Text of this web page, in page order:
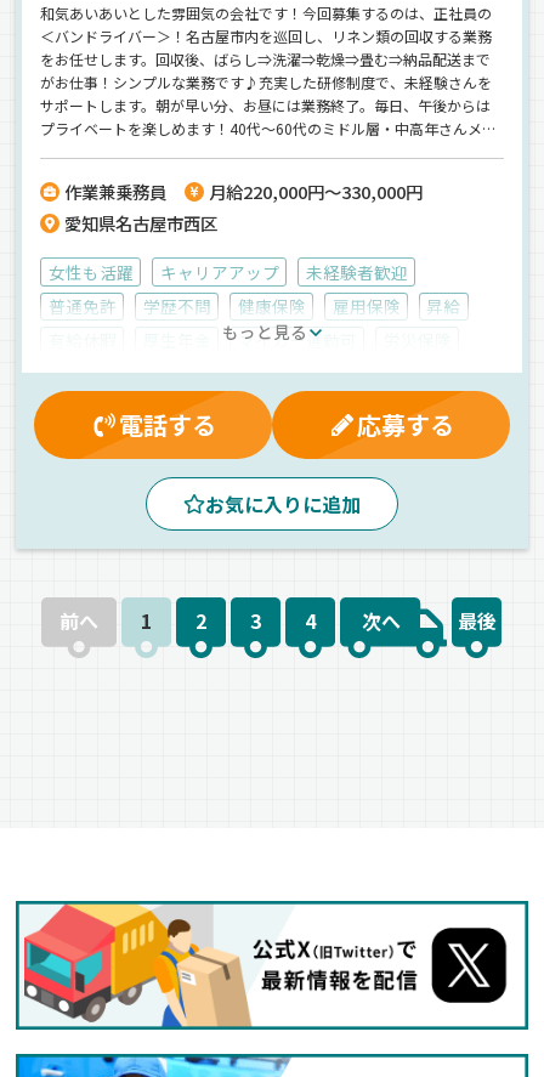
和気あいあいとした雰囲気の会社です！今回募集するのは、正社員の
＜バンドライバー＞！名古屋市内を巡回し、リネン類の回収する業務
をお任せします。回収後、ばらし⇒洗濯⇒乾燥⇒畳む⇒納品配送まで
がお仕事！シンプルな業務です♪充実した研修制度で、未経験さんを
サポートします。朝が早い分、お昼には業務終了。毎日、午後からは
プライベートを楽しめます！40代～60代のミドル層・中高年さんメイ
作業兼乗務員
月給220,000円～330,000円
愛知県名古屋市西区
女性も活躍 キャリアアップ
未経験者歓迎
普通免許
学歴不問 健康保険 雇用保険
昇給
マイカー通勤可
残業手当
昼 早朝 朝 地場
衣料品
アルミバン
ワンボックス
もっと見る
電話する 応募する
お気に入りに追加
前へ 1 2 3 4 次へ 最後